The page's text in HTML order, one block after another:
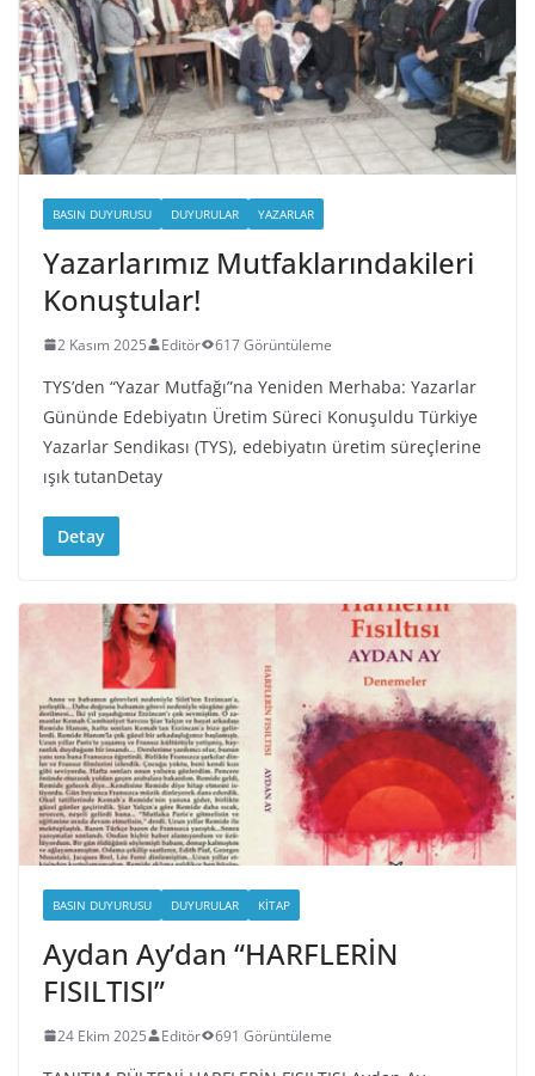
BASIN DUYURUSU DUYURULAR YAZARLAR
Yazarlarımız Mutfaklarındakileri
Konuştular!
2 Kasım 2025 Editör 617 Görüntüleme
TYS’den “Yazar Mutfağı”na Yeniden Merhaba: Yazarlar
Gününde Edebiyatın Üretim Süreci Konuşuldu Türkiye
Yazarlar Sendikası (TYS), edebiyatın üretim süreçlerine
ışık tutanDetay
Detay
BASIN DUYURUSU DUYURULAR KITAP
Aydan Ay’dan “HARFLERİN
FISILTISI”
24 Ekim 2025 Editör 691 Görüntüleme